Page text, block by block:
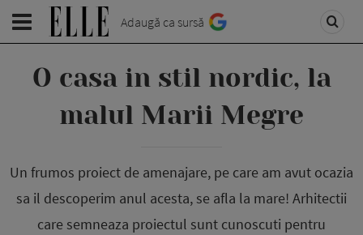
Adaugă ca sursă
O casa in stil nordic, la
malul Marii Megre
Un frumos proiect de amenajare, pe care am avut ocazia
sa il descoperim anul acesta, se afla la mare! Arhitectii
care semneaza proiectul sunt cunoscuti pentru